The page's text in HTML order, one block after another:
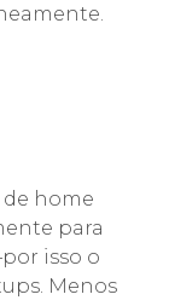
home
para
isso o
Menos